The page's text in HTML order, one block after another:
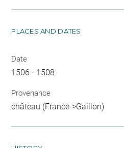
PLACES AND DATES
Date
1506 - 1508
Provenance
château (France->Gaillon)